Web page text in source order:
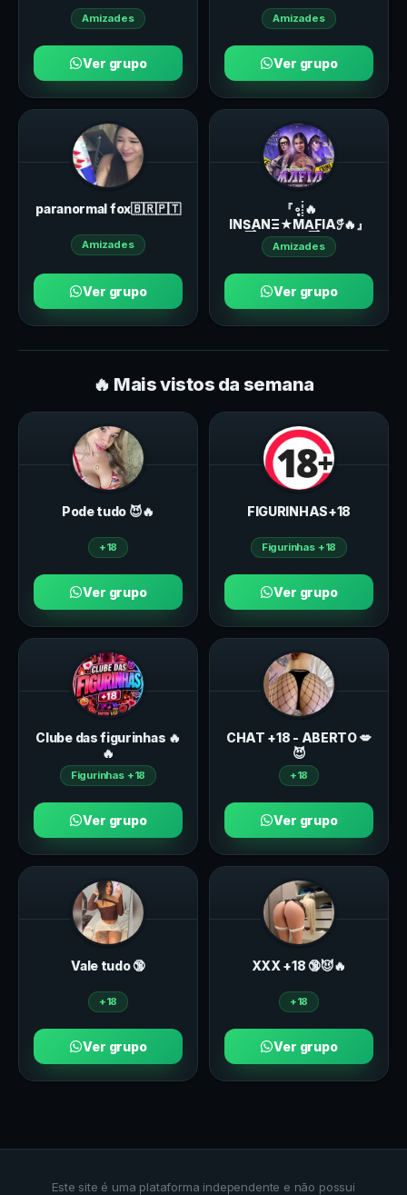
Amizades
Ver grupo
Amizades
Ver grupo
paranormal fox🇧🇷🇵🇹
Amizades
Ver grupo
『∘̥⸽🔥
INS͢ΑNΞ★MΑ͢FIΑ𖥨ํ🔥』
Amizades
Ver grupo
🔥 Mais vistos da semana
Pode tudo 😈🔥
+18
Ver grupo
FIGURINHAS+18
Figurinhas +18
Ver grupo
Clube das figurinhas 🔥
🔥
Figurinhas +18
Ver grupo
CHAT +18 - ABERTO 💋
😈
+18
Ver grupo
Vale tudo 🔞
+18
Ver grupo
ХXХ +18 🔞😈🔥
+18
Ver grupo
Este site é uma plataforma independente e não possui